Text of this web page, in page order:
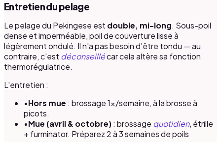
Entretien du pelage
Le pelage du Pekingese est double, mi-long. Sous-poil
dense et imperméable, poil de couverture lisse à
légèrement ondulé. Il n'a pas besoin d'être tondu — au
contraire, c'est déconseillécar cela altère sa fonction
thermorégulatrice.
L'entretien :
•Hors mue : brossage 1×/semaine, à la brosse à
picots.
•Mue (avril & octobre): brossage quotidien, étrille
+ furminator. Préparez 2 à 3 semaines de poils